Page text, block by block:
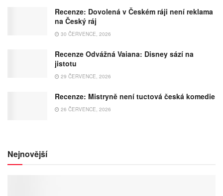
Recenze: Dovolená v Českém ráji není reklama
na Český ráj
30 ČERVENCE, 2026
Recenze Odvážná Vaiana: Disney sází na
jistotu
29 ČERVENCE, 2026
Recenze: Mistryně není tuctová česká komedie
26 ČERVENCE, 2026
Nejnovější